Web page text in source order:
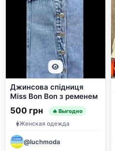
Джинсова спідниця
Miss Bon Bon з ременем
500 грн 🔥 Выгодно
Женская одежда
@luchmoda